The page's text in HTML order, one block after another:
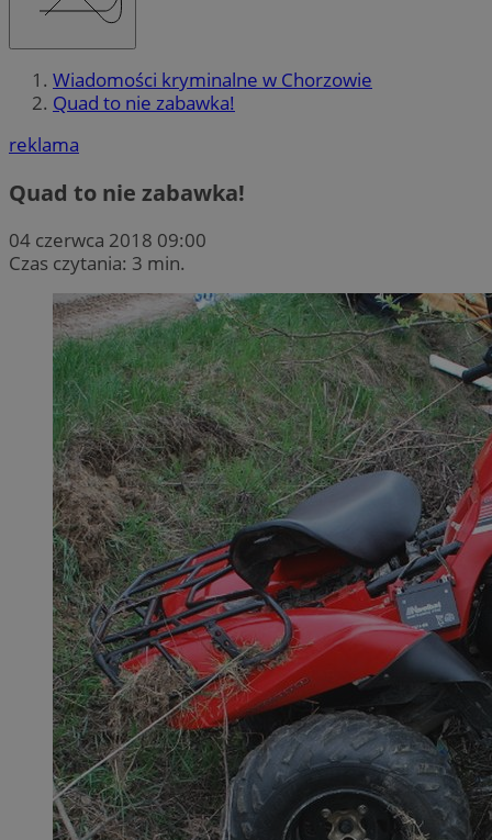
Wiadomości kryminalne w Chorzowie
Quad to nie zabawka!
reklama
Quad to nie zabawka!
04 czerwca 2018 09:00
Czas czytania: 3 min.